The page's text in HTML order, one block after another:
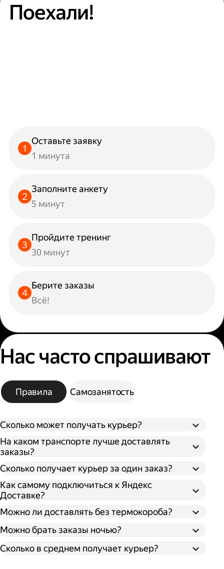
Поехали!
Оставьте заявку
1 минута
Заполните анкету
5 минут
Пройдите тренинг
30 минут
Берите заказы
Всё!
Нас часто спрашивают
Правила Самозанятость
Сколько может получать курьер?
На каком транспорте лучше доставлять
заказы?
Сколько получает курьер за один заказ?
Как самому подключиться к Яндекс
Доставке?
Можно ли доставлять без термокороба?
Можно брать заказы ночью?
Сколько в среднем получает курьер?